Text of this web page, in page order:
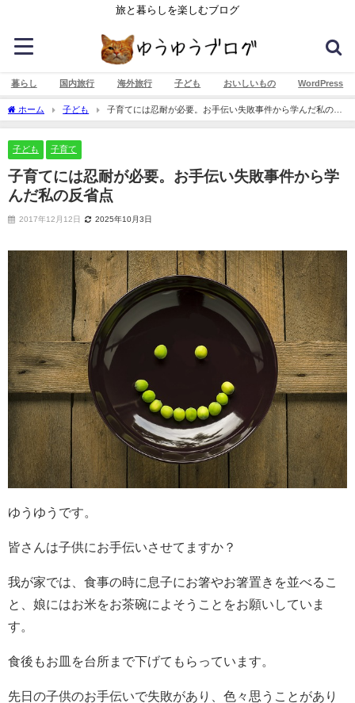
旅と暮らしを楽しむブログ
暮らし 国内旅行 海外旅行 子ども おいしいもの WordPress
ホーム 子ども
子育てには忍耐が必要。お手伝い失敗事件から学んだ私の反
省点
子ども 子育て
子育てには忍耐が必要。お手伝い失敗事件から学
んだ私の反省点
2017年12月12日 2025年10月3日
ゆうゆうです。
皆さんは子供にお手伝いさせてますか？
我が家では、食事の時に息子にお箸やお箸置きを並べるこ
と、娘にはお米をお茶碗によそうことをお願いしていま
す。
食後もお皿を台所まで下げてもらっています。
先日の子供のお手伝いで失敗があり、色々思うことがあり